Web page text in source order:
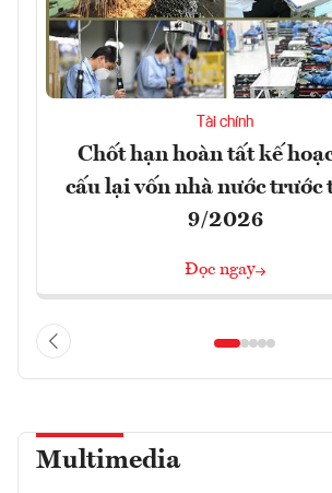
Tài chính
Chốt hạn hoàn tất kế
cấu lại vốn nhà nước trước
9/2026
Đọc ngay
Multimedia